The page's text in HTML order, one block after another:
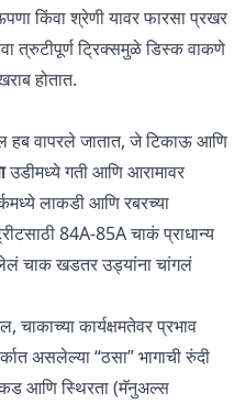
किंवा श्रेणी यावर फारसा प्रखर
त्रुटीपूर्ण ट्रिक्समुळे डिस्क वाकणे
होतात.
हब वापरले जातात, जे टिकाऊ आणि
उडीमध्ये गती आणि आरामावर
लाकडी आणि रबरच्या
84A-85A चाकं प्राधान्य
चाक खडतर उड्यांना चांगलं
चाकाच्या कार्यक्षमतेवर प्रभाव
असलेल्या “ठसा” भागाची रुंदी
आणि स्थिरता (मॅनुअल्स